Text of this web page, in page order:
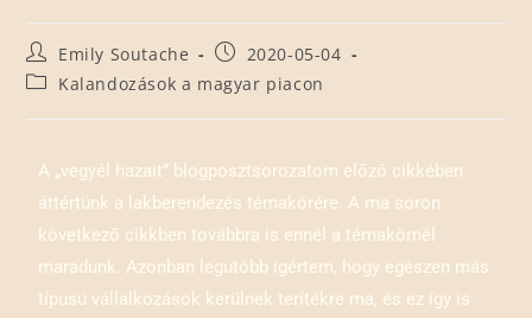
Emily Soutache
2020-05-04
Kalandozások a magyar piacon
A „vegyél hazait” blogposztsorozatom előző cikkében
áttértünk a lakberendezés témakörére. A ma soron
következő cikkben továbbra is ennél a témakörnél
maradunk. Azonban legutóbb ígértem, hogy egészen más
típusú vállalkozások kerülnek terítékre ma, és ez így is